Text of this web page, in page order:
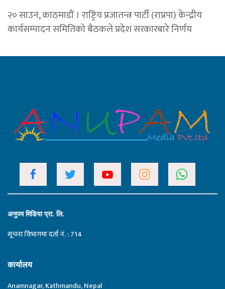
२० साउन, काठमाडौं । राष्ट्रिय प्रजातन्त्र पार्टी (राप्रपा) केन्द्रीय
कार्यसम्पादन समितिको बैठकले प्रदेश सरकारबारे निर्णय
अनुपम मिडिया प्रा. लि.
सूचना विभागमा दर्ता नं. : 714
कार्यालय
Anamnagar, Kathmandu, Nepal